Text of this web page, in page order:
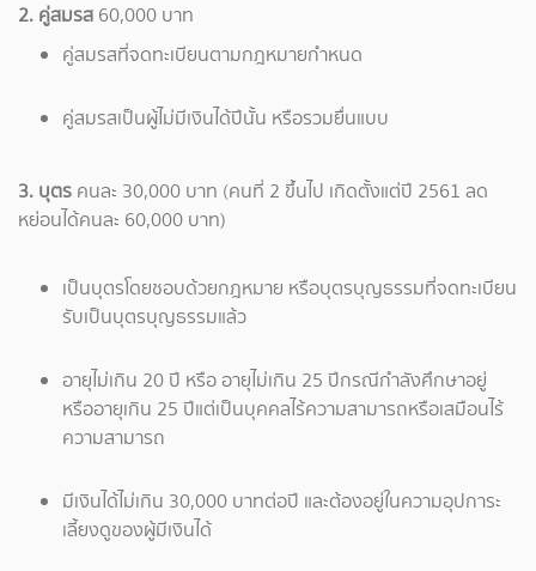
2. คู่สมรส 60,000 บาท
คู่สมรสที่จดทะเบียนตามกฎหมายกำหนด
คู่สมรสเป็นผู้ไม่มีเงินได้ปีนั้น หรือรวมยื่นแบบ
3. บุตร คนละ 30,000 บาท (คนที่ 2 ขึ้นไป เกิดตั้งแต่ปี 2561 ลด
หย่อนได้คนละ 60,000 บาท)
เป็นบุตรโดยชอบด้วยกฎหมาย หรือบุตรบุญธรรมที่จดทะเบียน
รับเป็นบุตรบุญธรรมแล้ว
อายุไม่เกิน 20 ปี หรือ อายุไม่เกิน 25 ปีกรณีกำลังศึกษาอยู่
หรืออายุเกิน 25 ปีแต่เป็นบุคคลไร้ความสามารถหรือเสมือนไร้
ความสามารถ
มีเงินได้ไม่เกิน 30,000 บาทต่อปี และต้องอยู่ในความอุปการะ
เลี้ยงดูของผู้มีเงินได้